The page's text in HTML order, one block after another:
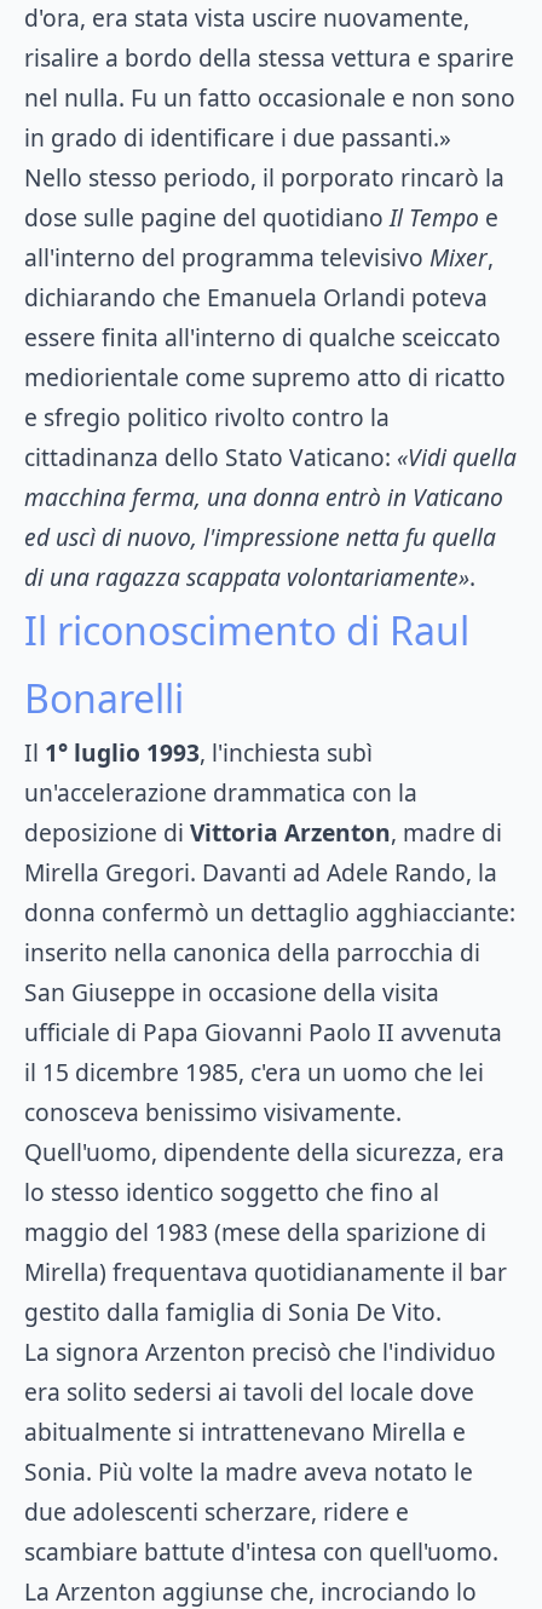
d'ora, era stata vista uscire nuovamente,
risalire a bordo della stessa vettura e sparire
nel nulla. Fu un fatto occasionale e non sono
in grado di identificare i due passanti.»
Nello stesso periodo, il porporato rincarò la
dose sulle pagine del quotidianoIl Tempo e
all'interno del programma televisivo Mixer,
dichiarando che Emanuela Orlandi poteva
essere finita all'interno di qualche sceiccato
mediorientale come supremo atto di ricatto
e sfregio politico rivolto contro la
cittadinanza dello Stato Vaticano: «Vidi quella
macchina ferma, una donna entrò in Vaticano
ed uscì di nuovo, l'impressione netta fu quella
di una ragazza scappata volontariamente».
Il riconoscimento di Raul
Bonarelli
Il 1° luglio 1993, l'inchiesta subì
un'accelerazione drammatica con la
deposizione di Vittoria Arzenton, madre di
Mirella Gregori. Davanti ad Adele Rando, la
donna confermò un dettaglio agghiacciante:
inserito nella canonica della parrocchia di
San Giuseppe in occasione della visita
ufficiale di Papa Giovanni Paolo II avvenuta
il 15 dicembre 1985, c'era un uomo che lei
conosceva benissimo visivamente.
Quell'uomo, dipendente della sicurezza, era
lo stesso identico soggetto che fino al
maggio del 1983 (mese della sparizione di
Mirella) frequentava quotidianamente il bar
gestito dalla famiglia di Sonia De Vito.
La signora Arzenton precisò che l'individuo
era solito sedersi ai tavoli del locale dove
abitualmente si intrattenevano Mirella e
Sonia. Più volte la madre aveva notato le
due adolescenti scherzare, ridere e
scambiare battute d'intesa con quell'uomo.
La Arzenton aggiunse che, incrociando lo